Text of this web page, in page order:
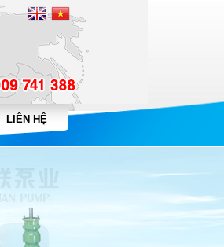
LIÊN HỆ